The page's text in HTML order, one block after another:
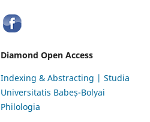
Diamond Open Access
Indexing & Abstracting | Studia
Universitatis Babeș-Bolyai
Philologia